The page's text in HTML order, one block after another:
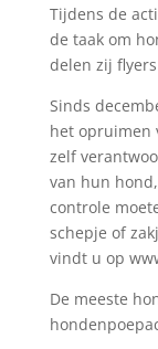
Tijdens de
de taak om
delen zij
Sinds
het opruimen
zelf
van hun
controle
schepje of
vindt u op
De meeste